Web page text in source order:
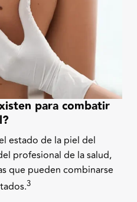
para combatir
estado de la piel del
profesional de la salud,
que pueden combinarse
3